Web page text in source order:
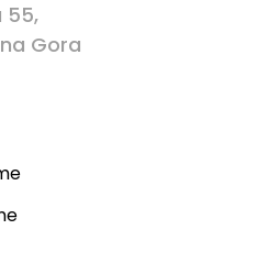
55,
Gora